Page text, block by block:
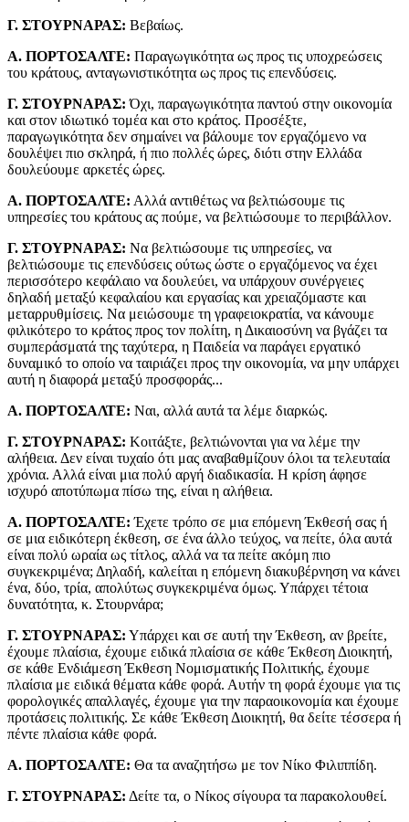
Γ. ΣΤΟΥΡΝΑΡΑΣ: Βεβαίως.
Α. ΠΟΡΤΟΣΑΛΤΕ: Παραγωγικότητα ως προς τις υποχρεώσεις
του κράτους, ανταγωνιστικότητα ως προς τις επενδύσεις.
Γ. ΣΤΟΥΡΝΑΡΑΣ: Όχι, παραγωγικότητα παντού στην οικονομία
και στον ιδιωτικό τομέα και στο κράτος. Προσέξτε,
παραγωγικότητα δεν σημαίνει να βάλουμε τον εργαζόμενο να
δουλέψει πιο σκληρά, ή πιο πολλές ώρες, διότι στην Ελλάδα
δουλεύουμε αρκετές ώρες.
Α. ΠΟΡΤΟΣΑΛΤΕ: Αλλά αντιθέτως να βελτιώσουμε τις
υπηρεσίες του κράτους ας πούμε, να βελτιώσουμε το περιβάλλον.
Γ. ΣΤΟΥΡΝΑΡΑΣ: Να βελτιώσουμε τις υπηρεσίες, να
βελτιώσουμε τις επενδύσεις ούτως ώστε ο εργαζόμενος να έχει
περισσότερο κεφάλαιο να δουλεύει, να υπάρχουν συνέργειες
δηλαδή μεταξύ κεφαλαίου και εργασίας και χρειαζόμαστε και
μεταρρυθμίσεις. Να μειώσουμε τη γραφειοκρατία, να κάνουμε
φιλικότερο το κράτος προς τον πολίτη, η Δικαιοσύνη να βγάζει τα
συμπεράσματά της ταχύτερα, η Παιδεία να παράγει εργατικό
δυναμικό το οποίο να ταιριάζει προς την οικονομία, να μην υπάρχει
αυτή η διαφορά μεταξύ προσφοράς...
Α. ΠΟΡΤΟΣΑΛΤΕ: Ναι, αλλά αυτά τα λέμε διαρκώς.
Γ. ΣΤΟΥΡΝΑΡΑΣ: Κοιτάξτε, βελτιώνονται για να λέμε την
αλήθεια. Δεν είναι τυχαίο ότι μας αναβαθμίζουν όλοι τα τελευταία
χρόνια. Αλλά είναι μια πολύ αργή διαδικασία. Η κρίση άφησε
ισχυρό αποτύπωμα πίσω της, είναι η αλήθεια.
Α. ΠΟΡΤΟΣΑΛΤΕ: Έχετε τρόπο σε μια επόμενη Έκθεσή σας ή
σε μια ειδικότερη έκθεση, σε ένα άλλο τεύχος, να πείτε, όλα αυτά
είναι πολύ ωραία ως τίτλος, αλλά να τα πείτε ακόμη πιο
συγκεκριμένα; Δηλαδή, καλείται η επόμενη διακυβέρνηση να κάνει
ένα, δύο, τρία, απολύτως συγκεκριμένα όμως. Υπάρχει τέτοια
δυνατότητα, κ. Στουρνάρα;
Γ. ΣΤΟΥΡΝΑΡΑΣ: Υπάρχει και σε αυτή την Έκθεση, αν βρείτε,
έχουμε πλαίσια, έχουμε ειδικά πλαίσια σε κάθε Έκθεση Διοικητή,
σε κάθε Ενδιάμεση Έκθεση Νομισματικής Πολιτικής, έχουμε
πλαίσια με ειδικά θέματα κάθε φορά. Αυτήν τη φορά έχουμε για τις
φορολογικές απαλλαγές, έχουμε για την παραοικονομία και έχουμε
προτάσεις πολιτικής. Σε κάθε Έκθεση Διοικητή, θα δείτε τέσσερα ή
πέντε πλαίσια κάθε φορά.
Α. ΠΟΡΤΟΣΑΛΤΕ: Θα τα αναζητήσω με τον Νίκο Φιλιππίδη.
Γ. ΣΤΟΥΡΝΑΡΑΣ: Δείτε τα, ο Νίκος σίγουρα τα παρακολουθεί.